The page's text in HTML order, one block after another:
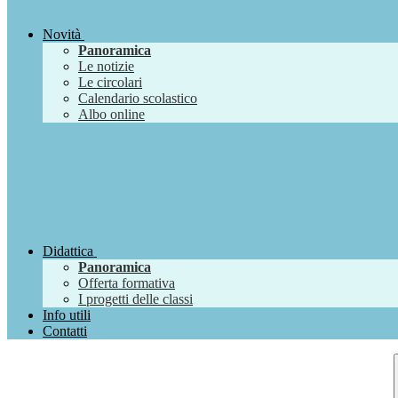
Novità
Panoramica
Le notizie
Le circolari
Calendario scolastico
Albo online
Didattica
Panoramica
Offerta formativa
I progetti delle classi
Info utili
Contatti